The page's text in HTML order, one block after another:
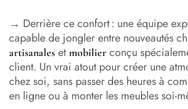
→ Derrière ce confort : une équipe
capable de jongler entre nouveautés
artisanales etmobilier conçu
client. Un vrai atout pour créer une
chez soi, sans passer des heures à
en ligne ou à monter les meubles soi-